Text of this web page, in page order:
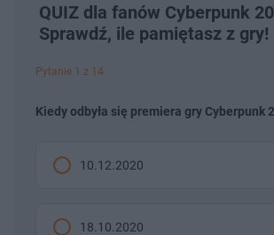
QUIZ dla fanów Cyberpunk
Sprawdź, ile pamiętasz z gry!
Pytanie 1 z 14
Kiedy odbyła się premiera gry Cyberpunk
10.12.2020
18.10.2020